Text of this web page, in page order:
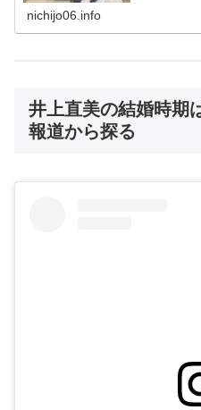
nichijo06.info
井上直美の結婚時期
報道から探る